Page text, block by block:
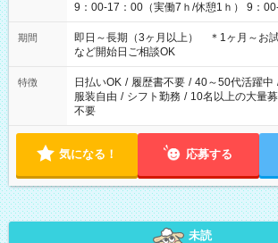
9：00-17：00（実働7ｈ/休憩1ｈ） 9：
憩1ｈ） 10：00-19：00（実働8ｈ/休憩1ｈ） ●朝ゆっ
11：00-20：00（実働8ｈ/休憩1ｈ） 12：
休憩1ｈ） 12：00-21：00（実働8ｈ/休憩
00（実働8ｈ/休憩1ｈ） ＊時間帯固定OK
期間
即日～長期（3ヶ月以上） ＊1ヶ月～お
など開始日ご相談OK
特徴 日払いOK / 履歴書不要 / 40～50代活躍中
服装自由 / シフト勤務 / 10名以上の大量
不要
気になる！ 応募する
未読